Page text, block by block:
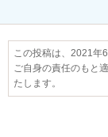
この投稿は、2021年
ご自身の責任のもと
たします。